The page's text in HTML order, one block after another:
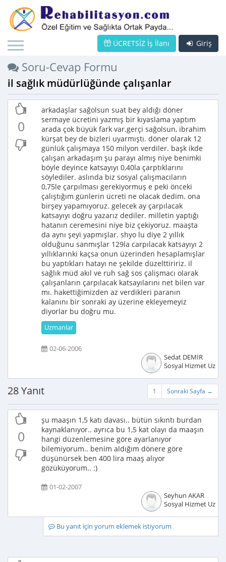
Giriş
ÜCRETSİZ İş İlanı
Soru-Cevap Formu
il sağlık müdürlüğünde çalışanlar
0
arkadaşlar sağolsun suat bey aldığı döner
sermaye ücretini yazmış bir kıyaslama yaptım
arada çok büyük fark var.gerçi sağolsun, ibrahim
kürşat bey de bizleri uyarmıştı. döner olarak 12
günlük çalışmaya 150 milyon verdiler. başk ikde
çalışan arkadaşım şu parayı almış niye benimki
böyle deyince katsayıyı 0,40la çarptıklarını
söylediler. aslında biz sosyal çalışmacıların
0,75le çarpılması gerekiyormuş e peki önceki
çalıştığım günlerin ücreti ne olacak dedim. ona
birşey yapamıyoruz. gelecek ay çarpılacak
katsayıyı doğru yazarız dediler. milletin yaptığı
hatanın ceremesini niye biz çekiyoruz. maaşta
da aynı şeyi yapmışlar. shyo lu diye 2 yıllık
olduğunu sanmışlar 129la carpılacak katsayıyı 2
yıllıklarınki kaçsa onun üzerinden hesaplamışlar
bu yaptıkları hatayı ne şekilde düzelttiririz. il
sağlık müd akıl ve ruh sağ sos çalişmacı olarak
çalışanların çarpılacak katsayılarını net bilen var
mı. hakettiğimizden az verdikleri paranın
kalanını bir sonraki ay üzerine ekleyemeyiz
diyorlar bu doğru mu.
Uzmanlar
02-06-2006
Sedat DEMİR
Sosyal Hizmet
1 Sonraki Sayfa →
28 Yanıt
0
şu maaşın 1,5 katı davası.. bütün sıkıntı burdan
kaynaklanıyor.. ayrıca bu 1,5 kat olayı da maaşın
hangi düzenlemesine göre ayarlanıyor
bilemiyorum.. benim aldığım dönere göre
düşünürsek ben 400 lira maaş alıyor
gözüküyorum.. :)
01-02-2007
Seyhun AKAR
Sosyal Hizmet
Bu yanıt için yorum eklemek istiyorum